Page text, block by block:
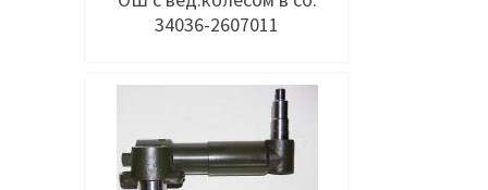
34036-2607011